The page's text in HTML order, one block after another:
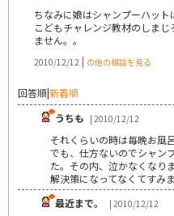
ちなみに娘はシャンプーハッ
こどもチャレンジ教材のしま
ません。。
2010/12/12 | の他の相談を見る
回答順|新着順
うちも | 2010/12/12
それくらいの時は毎晩お風
でも、仕方ないのでシャン
た。その内、泣かなくなり
解決策になってなくてすみま
最近まで。
| 2010/12/12